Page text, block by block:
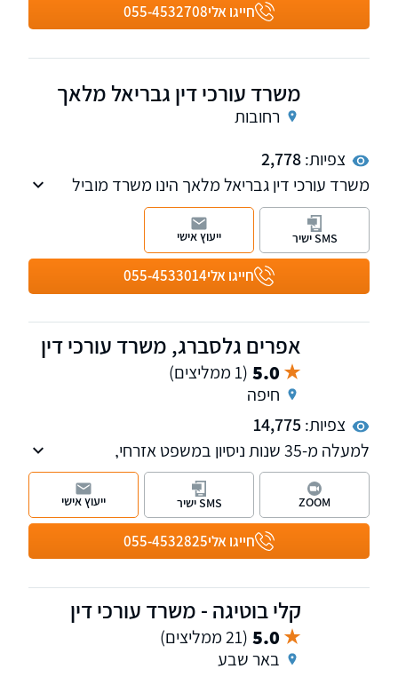
חייגו אלי055-4532708
משרד עורכי דין גבריאל מלאך
רחובות
צפיות:2,778
משרד עורכי דין גבריאל מלאך הינו משרד מוביל
בעל ניסיון רב בתחום נזקי גוף ותאונות ורשלנות
רפואית.
חייגו אלי055-4533014
SMS ישיר ייעוץ אישי
אפרים גלסברג, משרד עורכי דין
5.0 (1 ממליצים)
חיפה
צפיות:14,775
למעלה מ-35 שנות ניסיון במשפט אזרחי,
בתחומים: נזקי גוף, רשלנות רפואית, ביטוח לאומי,
דיני עבודה, ימאות, משפט רומני לרבות ליווי
בקבלת דרכון רומני.
חייגו אלי055-4532825
ZOOM SMS ישיר ייעוץ אישי
קלי בוטיגה - משרד עורכי דין
5.0 (21 ממליצים)
באר שבע